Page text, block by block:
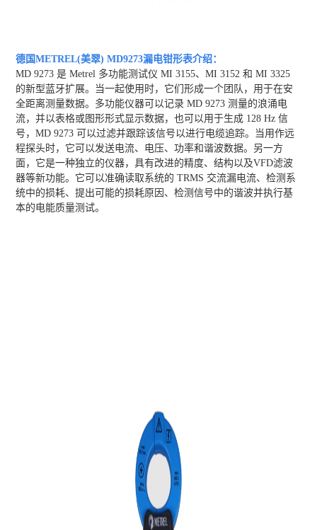
德国METREL(美翠) MD9273漏电钳形表介绍：
MD 9273 是 Metrel 多功能测试仪 MI 3155、MI 3152 和 MI 3325
的新型蓝牙扩展。当一起使用时，它们形成一个团队，用于在安
全距离测量数据。多功能仪器可以记录 MD 9273 测量的浪涌电
流，并以表格或图形形式显示数据，也可以用于生成 128 Hz 信
号，MD 9273 可以过滤并跟踪该信号以进行电缆追踪。当用作远
程探头时，它可以发送电流、电压、功率和谐波数据。另一方
面，它是一种独立的仪器，具有改进的精度、结构以及VFD滤波
器等新功能。它可以准确读取系统的 TRMS 交流漏电流、检测系
统中的损耗、提出可能的损耗原因、检测信号中的谐波并执行基
本的电能质量测试。